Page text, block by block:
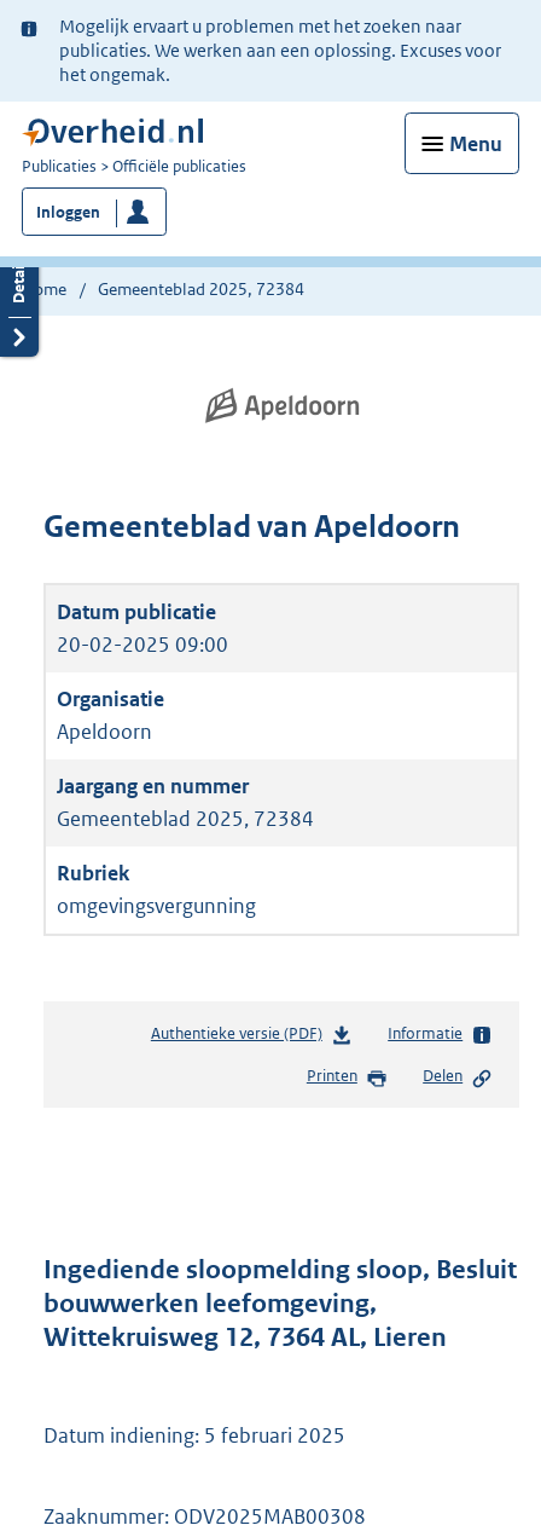
Ter
informatie:
Mogelijk ervaart u problemen met het zoeken naar
publicaties. We werken aan een oplossing. Excuses voor
het ongemak.
Menu
U
bent
nu
hier:
Publicaties Officiële publicaties
Inloggen
Home Gemeenteblad 2025, 72384
Gemeenteblad van Apeldoorn
20-02-2025 09:00
Apeldoorn
Gemeenteblad 2025, 72384
omgevingsvergunning
Authentieke versie (PDF)b
s
r
o
t
2
K
Informatie
Printen Delen
Ingediende sloopmelding sloop, Besluit
bouwwerken leefomgeving,
Wittekruisweg 12, 7364 AL, Lieren
Datum indiening: 5 februari 2025
Zaaknummer: ODV2025MAB00308